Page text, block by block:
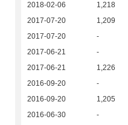
2018-02-06 1,218
2017-07-20 1,209
2017-07-20 -
2017-06-21 -
2017-06-21 1,226
2016-09-20 -
2016-09-20 1,205
2016-06-30 -